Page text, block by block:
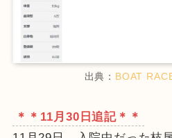
出典： BOAT
＊＊11月30日追記＊＊